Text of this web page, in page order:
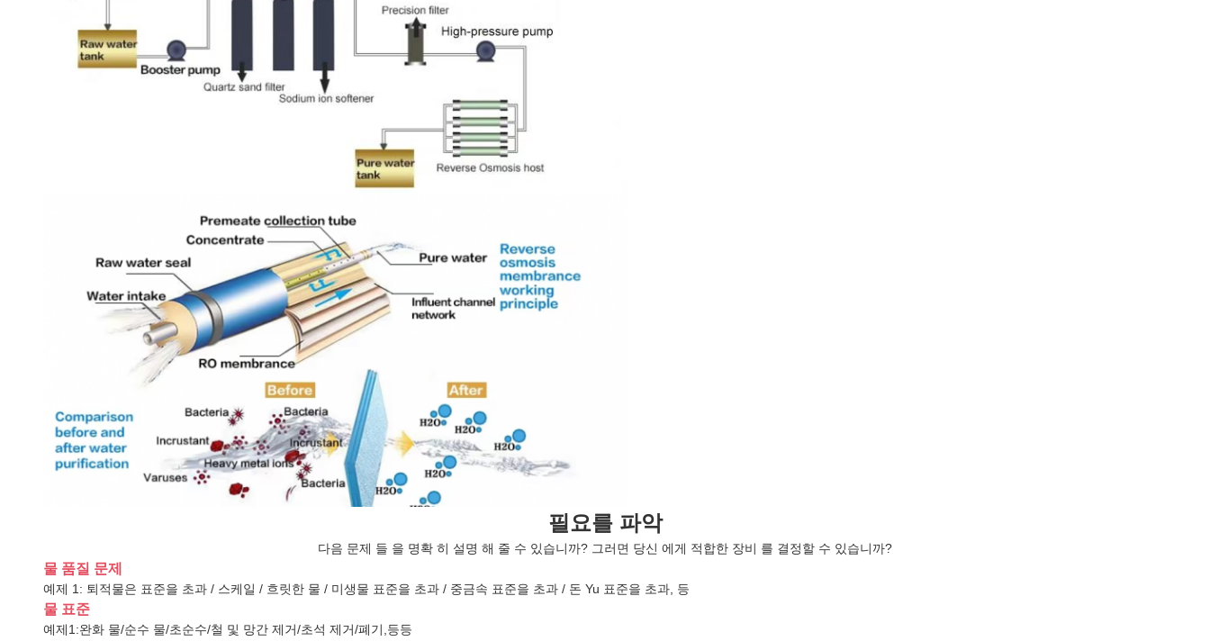
필요를 파악
다음 문제 들 을 명확 히 설명 해 줄 수 있습니까? 그러면 당신 에게 적합한 장비 를 결정할 수 있습니까?
물 품질 문제
예제 1: 퇴적물은 표준을 초과 / 스케일 / 흐릿한 물 / 미생물 표준을 초과 / 중금속 표준을 초과 / 돈 Yu 표준을 초과, 등
물 표준
예제1:완화 물/순수 물/초순수/철 및 망간 제거/초석 제거/폐기,등등